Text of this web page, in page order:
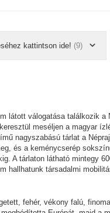
kattintson ide! (9)
látott válogatása találkozik a
meséljen a magyar
nagyszabású tárlat a
és a keménycserép
A tárlaton látható mintegy
hallhatunk társadalmi
fehér, vékony falú,